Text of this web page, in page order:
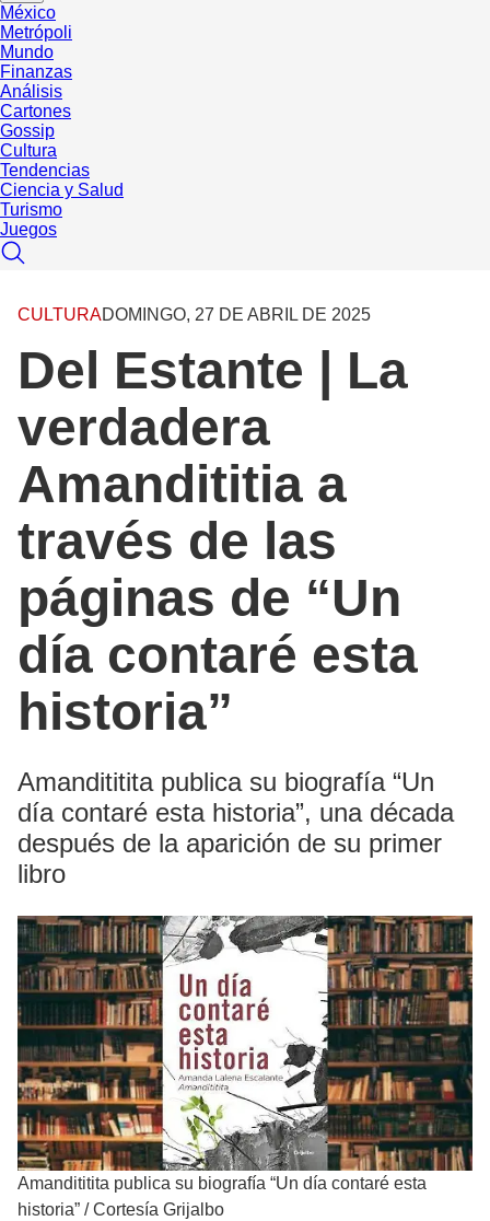
México
Metrópoli
Mundo
Finanzas
Análisis
Cartones
Gossip
Cultura
Tendencias
Ciencia y Salud
Turismo
Juegos
CULTURADOMINGO, 27 DE ABRIL DE 2025
Del Estante | La
verdadera
Amandititia a
través de las
páginas de “Un
día contaré esta
historia”
Amandititita publica su biografía “Un
día contaré esta historia”, una década
después de la aparición de su primer
libro
Amandititita publica su biografía “Un día contaré esta
historia” /Cortesía Grijalbo